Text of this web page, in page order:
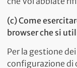
(c) Come
browser che si
Per la gestione
configurazione di